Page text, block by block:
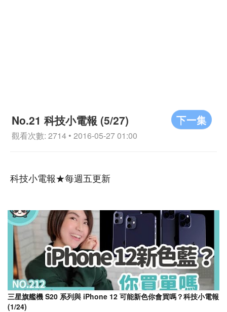
下一集
No.21 科技小電報 (5/27)
觀看次數: 2714 • 2016-05-27 01:00
科技小電報★每週五更新
三星旗艦機 S20 系列與 iPhone 12 可能新色你會買嗎？科技小電報
(1/24)